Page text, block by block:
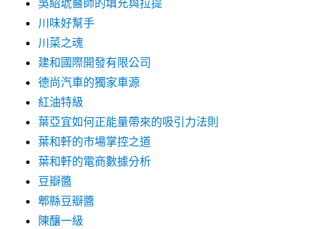
吳紹琥醫師的填充與拉提
川味好幫手
川菜之魂
建和國際開發有限公司
德尚汽車的獨家車源
紅油特級
葉亞宜如何正能量帶來的吸引力法則
葉和軒的市場掌控之道
葉和軒的電商數據分析
豆瓣醬
郫縣豆瓣醬
陳釀一級